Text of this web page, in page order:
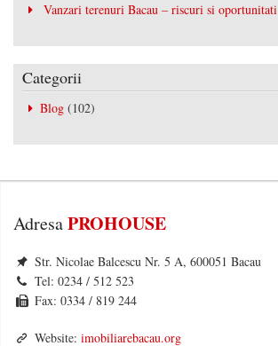
Vanzari terenuri Bacau – riscuri si oportunitati
Categorii
Blog(102)
AdresaPROHOUSE
Str. Nicolae Balcescu Nr. 5 A, 600051 Bacau
Tel: 0234 / 512 523
Fax: 0334 / 819 244
Website: imobiliarebacau.org